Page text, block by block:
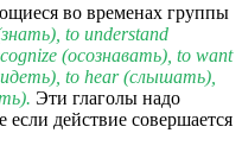
во временах группы
to understand
(осознавать), to want
to hear (слышать),
Эти глаголы надо
если действие совершается